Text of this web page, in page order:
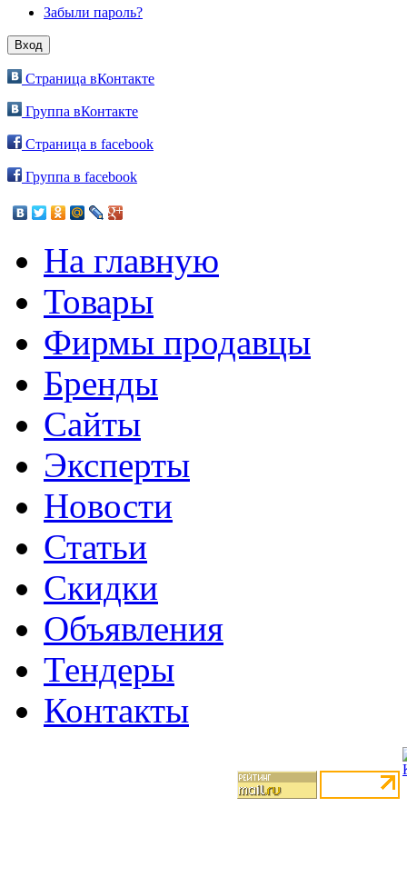
Забыли пароль?
Страница вКонтакте
Группа вКонтакте
Страница в facebook
Группа в facebook
На главную
Товары
Фирмы продавцы
Бренды
Сайты
Эксперты
Новости
Статьи
Скидки
Объявления
Тендеры
Контакты